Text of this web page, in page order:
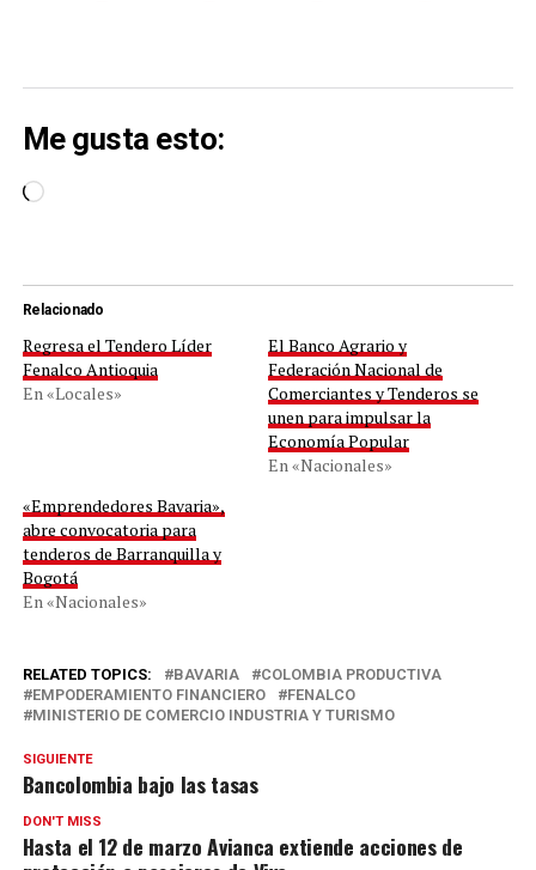
Me gusta esto:
Cargando...
Relacionado
Regresa el Tendero Líder
Fenalco Antioquia
En «Locales»
El Banco Agrario y
Federación Nacional de
Comerciantes y Tenderos se
unen para impulsar la
Economía Popular
En «Nacionales»
«Emprendedores Bavaria»,
abre convocatoria para
tenderos de Barranquilla y
Bogotá
En «Nacionales»
RELATED TOPICS: BAVARIA
COLOMBIA PRODUCTIVA
EMPODERAMIENTO FINANCIERO
FENALCO
MINISTERIO DE COMERCIO INDUSTRIA Y TURISMO
SIGUIENTE
Bancolombia bajo las tasas
DON'T MISS
Hasta el 12 de marzo Avianca extiende acciones de